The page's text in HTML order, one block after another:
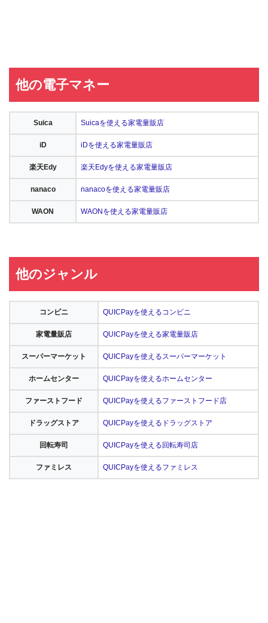
他の電子マネー
Suica Suicaを使える家電量販店
iD iDを使える家電量販店
楽天Edy 楽天Edyを使える家電量販店
nanaco nanacoを使える家電量販店
WAON WAONを使える家電量販店
他のジャンル
コンビニ QUICPayを使えるコンビニ
家電量販店 QUICPayを使える家電量販店
スーパーマーケット QUICPayを使えるスーパーマーケット
ホームセンター QUICPayを使えるホームセンター
ファーストフード QUICPayを使えるファーストフード店
ドラッグストア QUICPayを使えるドラッグストア
回転寿司 QUICPayを使える回転寿司店
ファミレス QUICPayを使えるファミレス